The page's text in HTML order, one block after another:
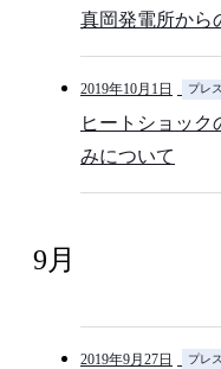
真岡発電所から
2019年10月1日 プレ
ヒートショック
みについて
9月
2019年9月27日 プレ